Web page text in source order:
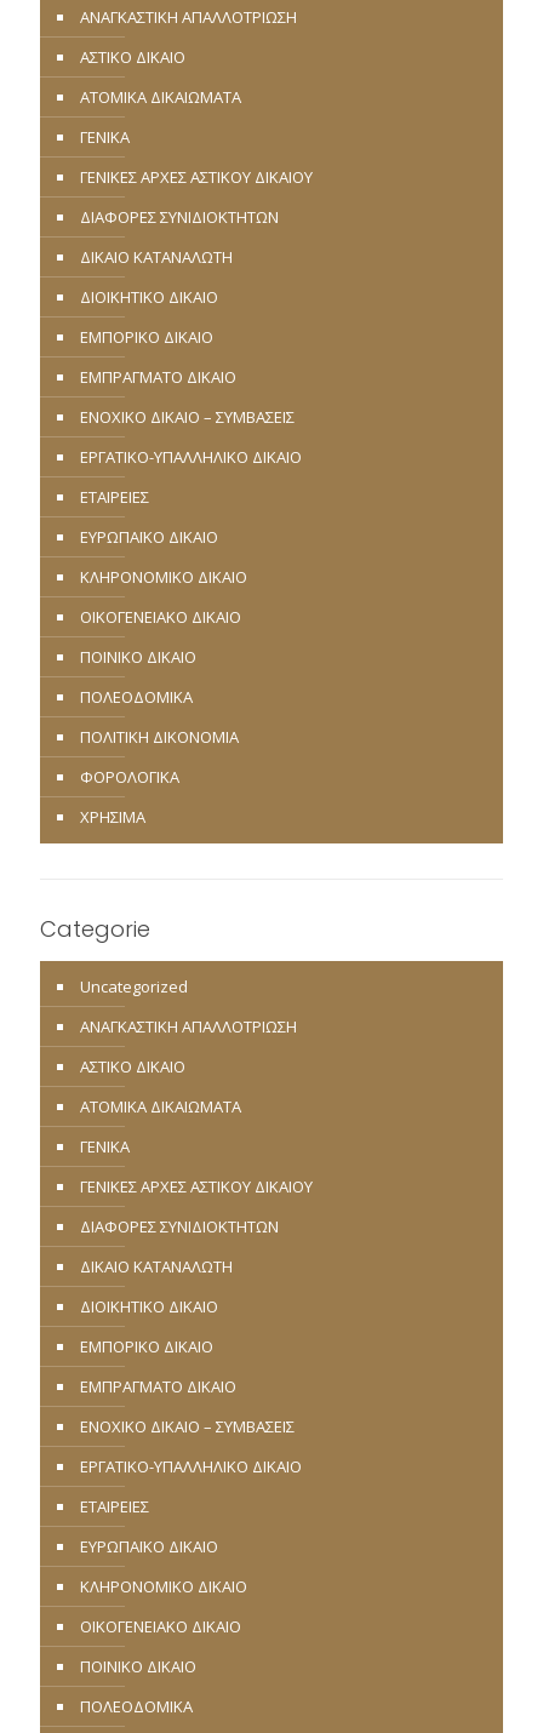
ΑΝΑΓΚΑΣΤΙΚΗ ΑΠΑΛΛΟΤΡΙΩΣΗ
ΑΣΤΙΚΟ ΔΙΚΑΙΟ
ΑΤΟΜΙΚΑ ΔΙΚΑΙΩΜΑΤΑ
ΓΕΝΙΚΑ
ΓΕΝΙΚΕΣ ΑΡΧΕΣ ΑΣΤΙΚΟΥ ΔΙΚΑΙΟΥ
ΔΙΑΦΟΡΕΣ ΣΥΝΙΔΙΟΚΤΗΤΩΝ
ΔΙΚΑΙΟ ΚΑΤΑΝΑΛΩΤΗ
ΔΙΟΙΚΗΤΙΚΟ ΔΙΚΑΙΟ
ΕΜΠΟΡΙΚΟ ΔΙΚΑΙΟ
ΕΜΠΡΑΓΜΑΤΟ ΔΙΚΑΙΟ
ΕΝΟΧΙΚΟ ΔΙΚΑΙΟ – ΣΥΜΒΑΣΕΙΣ
ΕΡΓΑΤΙΚΟ-ΥΠΑΛΛΗΛΙΚΟ ΔΙΚΑΙΟ
ΕΤΑΙΡΕΙΕΣ
ΕΥΡΩΠΑΪΚΟ ΔΙΚΑΙΟ
ΚΛΗΡΟΝΟΜΙΚΟ ΔΙΚΑΙΟ
ΟΙΚΟΓΕΝΕΙΑΚΟ ΔΙΚΑΙΟ
ΠΟΙΝΙΚΟ ΔΙΚΑΙΟ
ΠΟΛΕΟΔΟΜΙΚΑ
ΠΟΛΙΤΙΚΗ ΔΙΚΟΝΟΜΙΑ
ΦΟΡΟΛΟΓΙΚΑ
ΧΡΗΣΙΜΑ
Categorie
Uncategorized
ΑΝΑΓΚΑΣΤΙΚΗ ΑΠΑΛΛΟΤΡΙΩΣΗ
ΑΣΤΙΚΟ ΔΙΚΑΙΟ
ΑΤΟΜΙΚΑ ΔΙΚΑΙΩΜΑΤΑ
ΓΕΝΙΚΑ
ΓΕΝΙΚΕΣ ΑΡΧΕΣ ΑΣΤΙΚΟΥ ΔΙΚΑΙΟΥ
ΔΙΑΦΟΡΕΣ ΣΥΝΙΔΙΟΚΤΗΤΩΝ
ΔΙΚΑΙΟ ΚΑΤΑΝΑΛΩΤΗ
ΔΙΟΙΚΗΤΙΚΟ ΔΙΚΑΙΟ
ΕΜΠΟΡΙΚΟ ΔΙΚΑΙΟ
ΕΜΠΡΑΓΜΑΤΟ ΔΙΚΑΙΟ
ΕΝΟΧΙΚΟ ΔΙΚΑΙΟ – ΣΥΜΒΑΣΕΙΣ
ΕΡΓΑΤΙΚΟ-ΥΠΑΛΛΗΛΙΚΟ ΔΙΚΑΙΟ
ΕΤΑΙΡΕΙΕΣ
ΕΥΡΩΠΑΪΚΟ ΔΙΚΑΙΟ
ΚΛΗΡΟΝΟΜΙΚΟ ΔΙΚΑΙΟ
ΟΙΚΟΓΕΝΕΙΑΚΟ ΔΙΚΑΙΟ
ΠΟΙΝΙΚΟ ΔΙΚΑΙΟ
ΠΟΛΕΟΔΟΜΙΚΑ